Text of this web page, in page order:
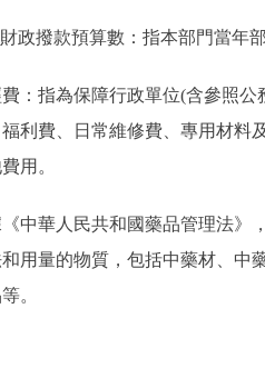
撥款預算數：指本部門當年部
指為保障行政單位(含參照公
利費、日常維修費、專用材料
用。
華人民共和國藥品管理法》，
用量的物質，包括中藥材、中
。